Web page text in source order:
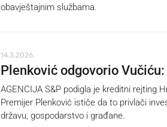
obavještajnim službama.
14.3.2026.
Plenković odgovorio
AGENCIJA S&P podigla je kreditni rejting
Premijer Plenković ističe da to privlači
državu, gospodarstvo i građane.